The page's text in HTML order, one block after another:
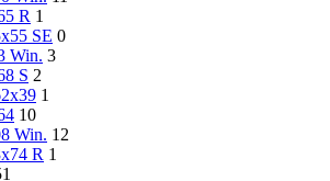
R 1
SE 0
Win. 3
S 2
1
10
Win. 12
R 1